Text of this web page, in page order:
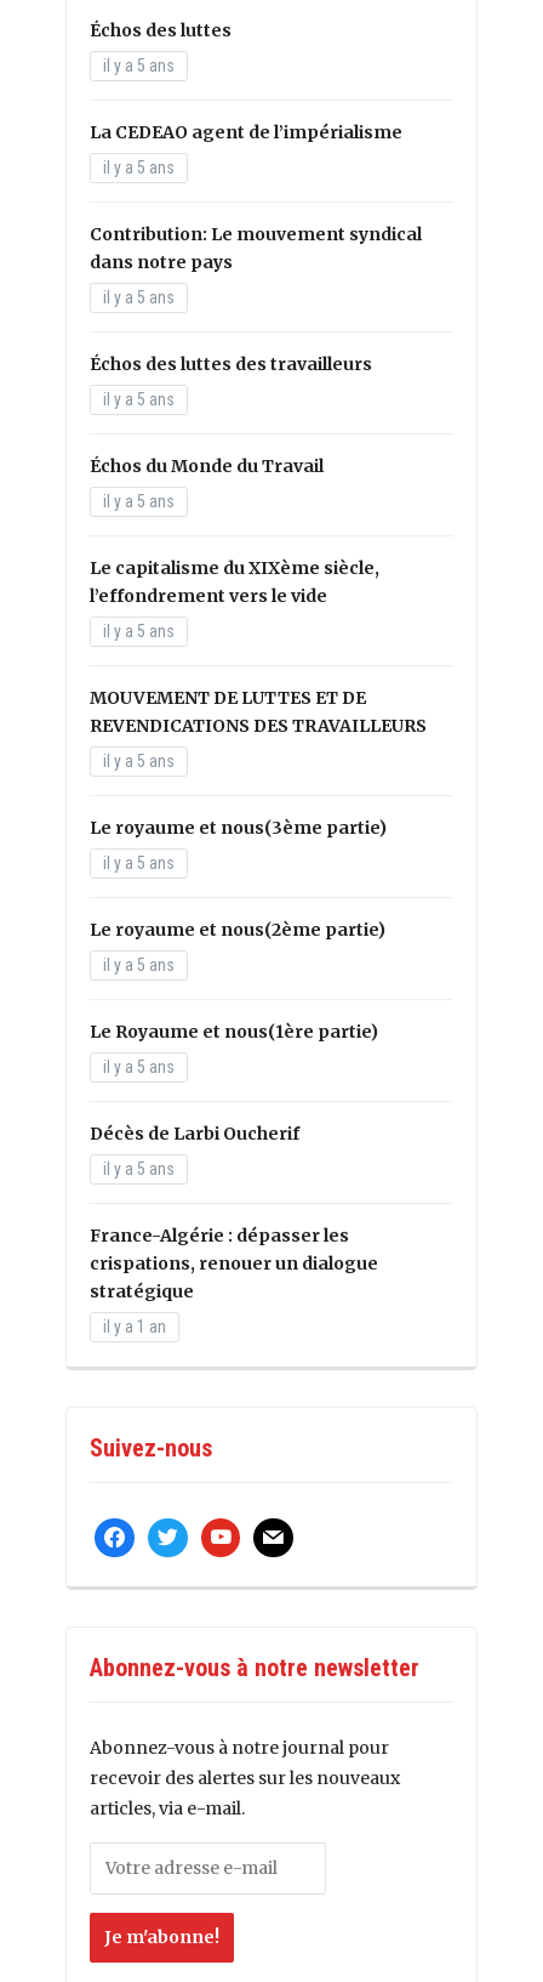
Échos des luttes
il y a 5 ans
La CEDEAO agent de l’impérialisme
il y a 5 ans
Contribution: Le mouvement syndical
dans notre pays
il y a 5 ans
Échos des luttes des travailleurs
il y a 5 ans
Échos du Monde du Travail
il y a 5 ans
Le capitalisme du XIXème siècle,
l’effondrement vers le vide
il y a 5 ans
MOUVEMENT DE LUTTES ET DE
REVENDICATIONS DES TRAVAILLEURS
il y a 5 ans
Le royaume et nous(3ème partie)
il y a 5 ans
Le royaume et nous(2ème partie)
il y a 5 ans
Le Royaume et nous(1ère partie)
il y a 5 ans
Décès de Larbi Oucherif
il y a 5 ans
France-Algérie : dépasser les
crispations, renouer un dialogue
stratégique
il y a 1 an
Suivez-nous
facebooktwitteryoutubemail
Abonnez-vous à notre newsletter
Abonnez-vous à notre journal pour
recevoir des alertes sur les nouveaux
articles, via e-mail.